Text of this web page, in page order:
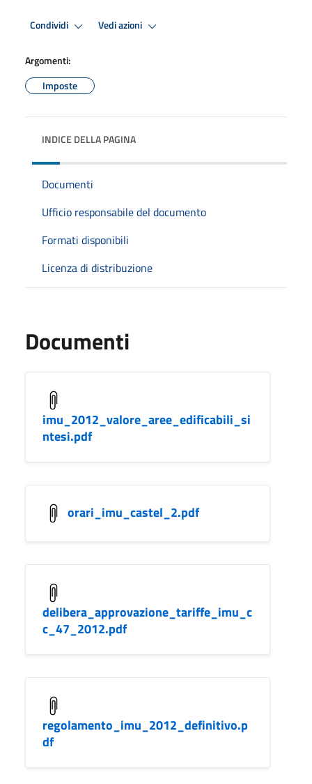
Condividi Vedi azioni
Argomenti:
Imposte
INDICE DELLA PAGINA
Documenti
Ufficio responsabile del documento
Formati disponibili
Licenza di distribuzione
Documenti
imu_2012_valore_aree_edificabili_si
ntesi.pdf
orari_imu_castel_2.pdf
delibera_approvazione_tariffe_imu_c
c_47_2012.pdf
regolamento_imu_2012_definitivo.p
df